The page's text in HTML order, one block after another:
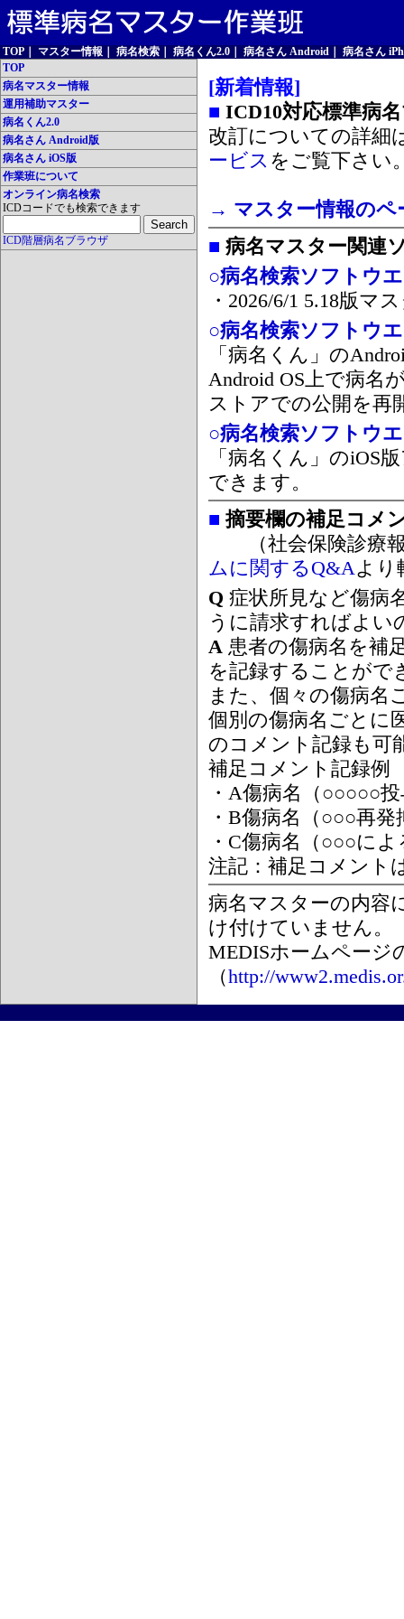
TOP マスター情報 病名検索 病名くん2.0 病名さん Android
病名さん
TOP
病名マスター情報
運用補助マスター
病名くん2.0
病名さん Android版
病名さん iOS版
作業班について
オンライン病名検索
ICDコードでも検索できます
ICD階層病名ブラウザ
[新着情報]
■ ICD10対応標準病
改訂についての詳細
ービス をご覧下さい
→ マスター情報のペ
■ 病名マスター関連
○病名検索ソフトウ
・2026/6/1 5.18版マ
○病名検索ソフトウ
「病名くん」の
Android OS上で病名
ストアでの公開を再
○病名検索ソフトウ
「病名くん」のiOS
できます。
■ 摘要欄の補足コメ
（社会保険診療報
ムに関するQ&Aより
Q 症状所見など傷病
うに請求すればよい
A 患者の傷病名を補
を記録することがで
また、個々の傷病名
個別の傷病名ごとに
のコメント記録も可
補足コメント記録例
・A傷病名（○○○○○
・B傷病名（○○○再
・C傷病名（○○○に
注記：補足コメント
病名マスターの内容
け付けていません。
MEDISホームページ
（http://